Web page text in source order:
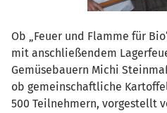
Ob „Feuer und Flamme für
mit anschließendem
Gemüsebauern Michi
ob gemeinschaftliche
500 Teilnehmern, vorgestellt